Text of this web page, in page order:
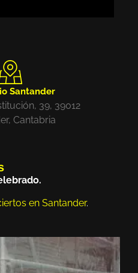
Santander
39, 39012
Cantabria
en Santander.